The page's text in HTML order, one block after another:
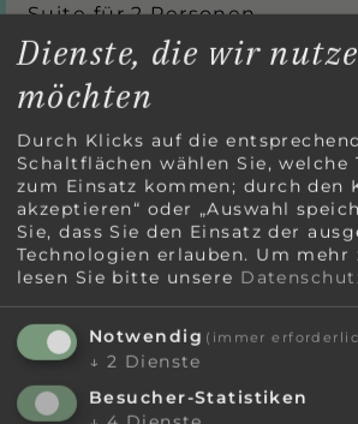
Suite für 2 Personen
2 PERSONEN *
833 €
FAMILIEN-SUITE HOLUNDER
Suite für 2 Personen
2 PERSONEN *
833 €
JUNIORSUITE HEIMATLIEBE
Suite für 2 Personen
2 PERSONEN *
Dienste, die wir
möchten
Durch Klicks auf die
Schaltflächen wählen Sie, welche
zum Einsatz kommen; durch den
akzeptieren“ oder „Auswahl
Sie, dass Sie den Einsatz der
Technologien erlauben. Um mehr
lesen Sie bitte unsere
Notwendig (immer
↓ 2 Dienste
Besucher-Statistiken